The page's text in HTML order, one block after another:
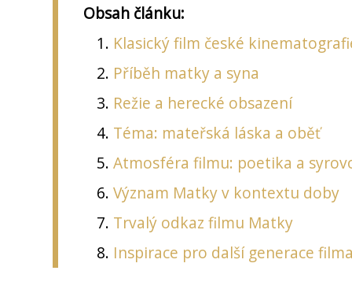
Obsah článku:
Klasický film české
Příběh matky a syna
Režie a herecké obsazení
Téma: mateřská láska a oběť
Atmosféra filmu: poetika a
Význam Matky v kontextu doby
Trvalý odkaz filmu Matky
Inspirace pro další generace